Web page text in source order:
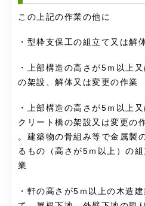
この上記の作業の他に
・型枠支保工の組立て又は解
・上部構造の高さが5ｍ以上
の架設、解体又は変更の作業
・上部構造の高さが5ｍ以上
クリート橋の架設又は変更の
。建築物の骨組み等で金属製
るもの（高さが5ｍ以上）の
業
・軒の高さが5ｍ以上の木造